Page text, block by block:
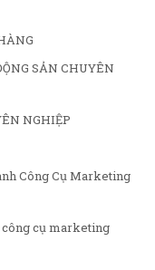
SẢN CHUYÊN
NGHIỆP
Công Cụ Marketing
công cụ marketing